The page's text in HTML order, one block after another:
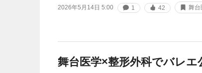
2026年5月14日 5:00 1 42 舞台
舞台医学×整形外科でバレエ